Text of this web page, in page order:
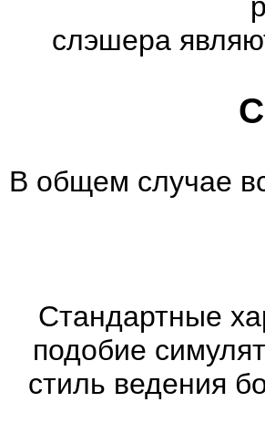
слэшера
В общем случае
Стандартные
подобие
стиль ведения